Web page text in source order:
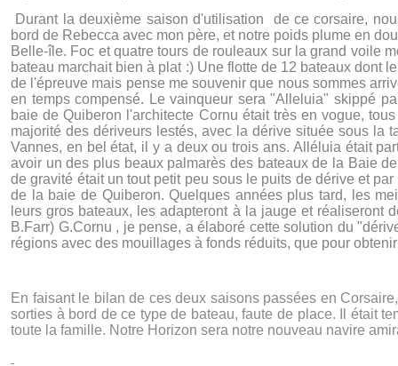
Durant la deuxième saison d'utilisation de ce corsaire,
bord de Rebecca avec mon père, et notre poids plume en
Belle-île. Foc et quatre tours de rouleaux sur la grand voile
bateau marchait bien à plat :) Une flotte de 12 bateaux dont
de l'épreuve mais pense me souvenir que nous sommes
en temps compensé. Le vainqueur sera "Alleluia" skippé
baie de Quiberon l'architecte Cornu était très en vogue,
majorité des dériveurs lestés, avec la dérive située sous la
Vannes, en bel état, il y a deux ou trois ans. Alléluia était
avoir un des plus beaux palmarès des bateaux de la Baie
de gravité était un tout petit peu sous le puits de dérive et
de la baie de Quiberon. Quelques années plus tard, les
leurs gros bateaux, les adapteront à la jauge et réaliseront
B.Farr) G.Cornu , je pense, a élaboré cette solution du
régions avec des mouillages à fonds réduits, que pour
En faisant le bilan de ces deux saisons passées en
sorties à bord de ce type de bateau, faute de place. Il était
toute la famille. Notre Horizon sera notre nouveau navire